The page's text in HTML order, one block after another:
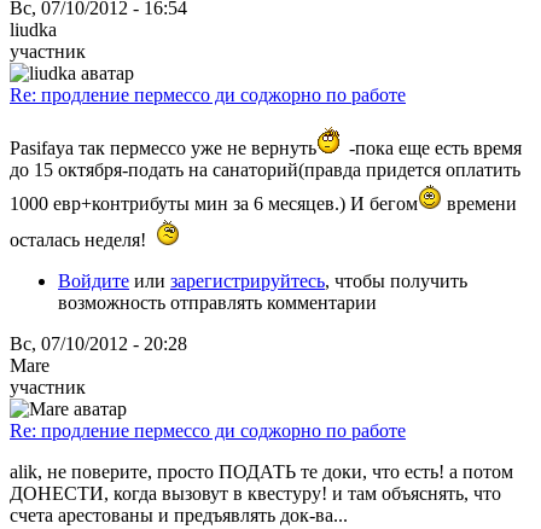
Вс, 07/10/2012 - 16:54
liudka
участник
Re: продление пермессо ди соджорно по работе
Pasifaya так пермессо уже не вернуть
-пока еще есть время
до 15 октября-подать на санаторий(правда придется оплатить
1000 евр+контрибуты мин за 6 месяцев.) И бегом
времени
осталась неделя!
Войдите или зарегистрируйтесь, чтобы получить
возможность отправлять комментарии
Вс, 07/10/2012 - 20:28
Mare
участник
Re: продление пермессо ди соджорно по работе
alik, не поверите, просто ПОДАТЬ те доки, что есть! а потом
ДОНЕСТИ, когда вызовут в квестуру! и там объяснять, что
счета арестованы и предъявлять док-ва...